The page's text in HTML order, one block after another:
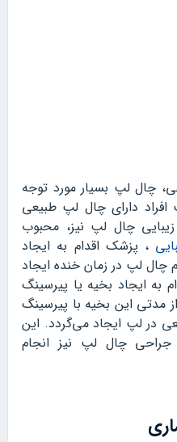
چال لپ بسیار مورد توجه
افراد دارای چال لپ طبیعی
چال لپ نیز، محبوب
، پزشک اقدام به ایجاد
چال لپ در زمان خنده ایجاد
به ایجاد بخیه یا پیرسینگ
مدتی این بخیه با پیرسینگ
در لپ ایجاد می‌گردد. این
جراحی چال لپ نیز انجام